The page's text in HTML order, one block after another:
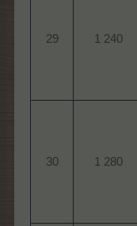
29 1 240
30 1 280